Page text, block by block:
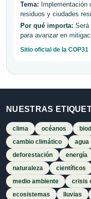
Tema:
residuos y ciudades
Por qué importa: Será
para avanzar en
Sitio oficial de la COP31
NUESTRAS
clima océanos
cambio climático
agua
deforestación
energía
naturaleza
científicos
medio ambiente
crisis
ecosistemas
lluvias